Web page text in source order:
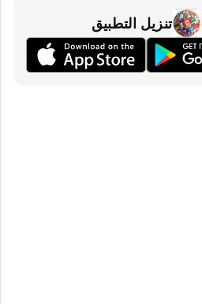
تنزيل التطبيق